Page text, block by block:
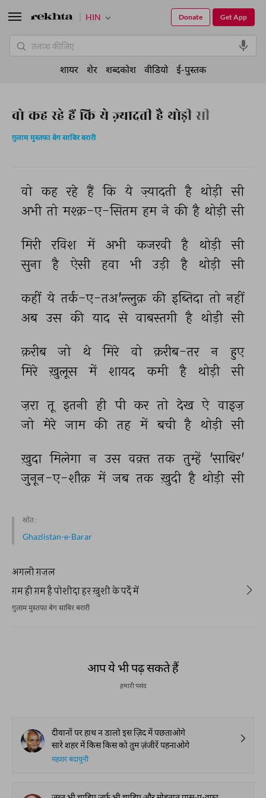
वो कह रहे हैं कि ये ज़्यादती है थोड़ी सी
ग़ुलाम मुस्तफा बेग साबिर बरारी
वो कह रहे हैं कि ये ज़्यादती है थोड़ी सी
अभी तो मश्क़-ए-सितम हम ने की है थोड़ी सी
मिरी रविश में अभी कजरवी है थोड़ी
सी
सुना
है ऐसी हवा भी उड़ी है थोड़ी सी
कहीं ये तर्क-ए-तअ'ल्लुक़ की इब्तिदा तो नहीं
अब उस की याद से वाबस्तगी है थोड़ी सी
क़रीब जो थे मिरे वो क़रीब-तर न
हुए
मिरे
ख़ुलूस में शायद कमी है थोड़ी सी
ज़रा तू इतनी ही पी कर तो देख ऐ वाइज़
जो मेरे जाम की तह में बची है थोड़ी सी
ख़ुदा मिलेगा न उस वक़्त तक तुम्हें 'साबिर'
जुनून-ए-शौक़ में जब तक ख़ुदी है थोड़ी सी
स्रोत :
Ghazlistan-e-Barar
अगली ग़ज़ल
ग़म ही ग़म है पोशीदा हर ख़ुशी के पर्दे में
ग़ुलाम मुस्तफा बेग साबिर बरारी
आप ये भी पढ़ सकते हैं
हमारी पसंद
दीवानों पर हाथ न डालो इस ज़िद में पछताओगे
सारे शहर में किस किस को तुम ज़ंजीरें पहनाओगे
महशर बदायुनी
HIN Get App
Donate
शायर शेर शब्दकोश वीडियो ई-पुस्तक